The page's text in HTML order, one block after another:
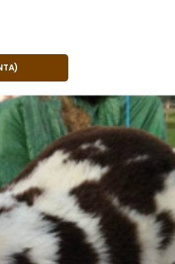
sedlo
) počasí. Různé délky chlupu, různé